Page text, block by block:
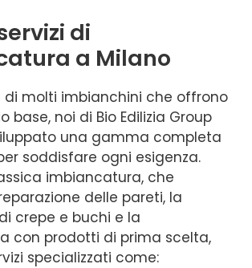
di
a Milano
di molti imbianchini che offrono
base, noi di Bio Edilizia Group
una gamma completa
soddisfare ogni esigenza.
imbiancatura, che
delle pareti, la
crepe e buchi e la
con prodotti di prima scelta,
specializzati come: